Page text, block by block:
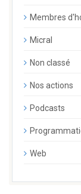
Membres
Micral
Non classé
Nos actions
Podcasts
Web